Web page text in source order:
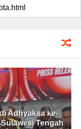
Adhyaksa ke-
Tengah